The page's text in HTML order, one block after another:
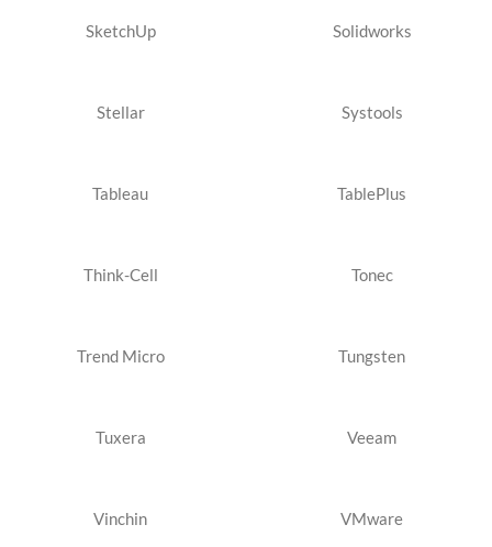
SketchUp Solidworks
Stellar Systools
Tableau TablePlus
Think-Cell Tonec
Trend Micro Tungsten
Tuxera Veeam
Vinchin VMware